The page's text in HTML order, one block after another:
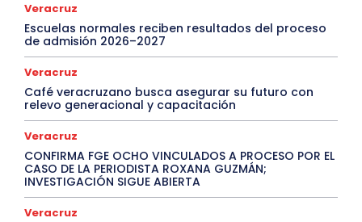
Veracruz
Escuelas normales reciben resultados del proceso
de admisión 2026–2027
Veracruz
Café veracruzano busca asegurar su futuro con
relevo generacional y capacitación
Veracruz
CONFIRMA FGE OCHO VINCULADOS A PROCESO POR EL
CASO DE LA PERIODISTA ROXANA GUZMÁN;
INVESTIGACIÓN SIGUE ABIERTA
Veracruz